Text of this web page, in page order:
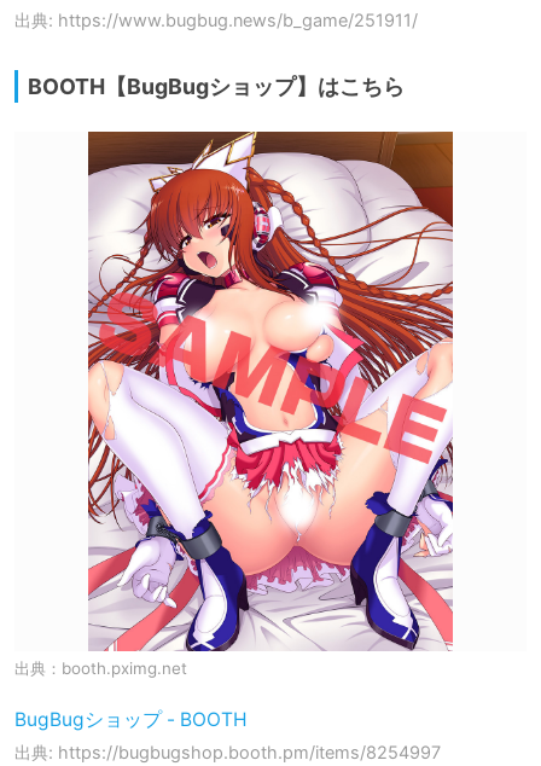
出典: https://www.bugbug.news/b_game/251911/
BOOTH【BugBugショップ】はこちら
出典： booth.pximg.net
BugBugショップ - BOOTH
出典: https://bugbugshop.booth.pm/items/8254997